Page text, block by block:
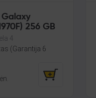
Galaxy
256 GB
4
(Garantija 6